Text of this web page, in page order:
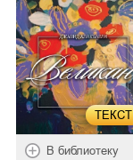
ТЕКСТ
В библиотеку